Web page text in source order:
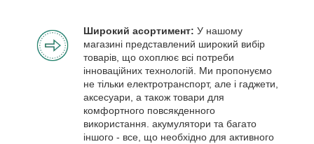
Широкий асортимент: У нашому
магазині представлений широкий вибір
товарів, що охоплює всі потреби
інноваційних технологій. Ми пропонуємо
не тільки електротранспорт, але і гаджети,
аксесуари, а також товари для
комфортного повсякденного
використання. акумулятори та багато
іншого - все, що необхідно для активного